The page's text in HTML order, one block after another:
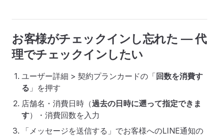
お客様がチェックインし忘れた — 代
理でチェックインしたい
ユーザー詳細 > 契約プランカードの「 回数を消費す
る 」を押す
店舗名・消費日時（過去の日時に遡って指定できま
す）・消費回数を入力
「メッセージを送信する」でお客様へのLINE通知の